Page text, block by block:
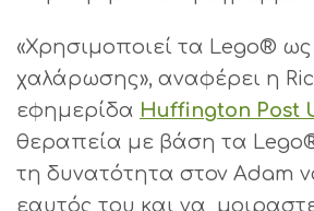
«Χρησιμοποιεί τα Lego®
χαλάρωσης», αναφέρει η
εφημερίδα Huffington Post
θεραπεία με βάση τα Lego®
τη δυνατότητα στον Adam
εαυτός του και να